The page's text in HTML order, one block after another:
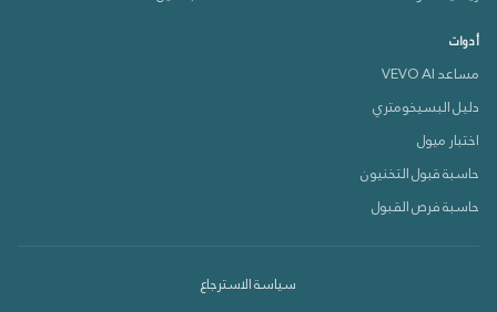
أدوات
مساعد VEVO AI
دليل البسيخومتري
اختبار ميول
حاسبة قبول التخنيون
حاسبة فرص القبول
سياسة الاسترجاع
متصل الآن 🟢